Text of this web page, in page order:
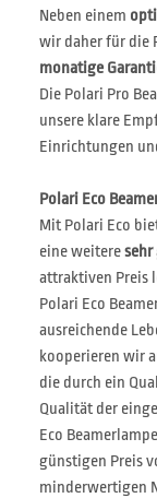
Neben einem
wir daher für die
monatige
Die Polari Pro
unsere klare
Einrichtungen
Polari Eco
Mit Polari Eco
eine weitere
attraktiven Preis
Polari Eco
ausreichende
kooperieren wir
die durch ein
Qualität der
Eco
günstigen Preis
minderwertigen